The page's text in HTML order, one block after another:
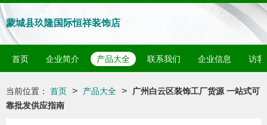
蒙城县玖隆国际恒祥装饰店
首页 企业简介 产品大全 联系我们 企业信息 访客
当前位置： 首页 > 产品大全 >
广州白云区装饰工厂货源 一站式可
靠批发供应指南